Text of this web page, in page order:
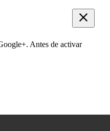
Antes de activar